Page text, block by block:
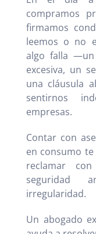
compramos
firmamos
leemos o no
algo falla —un
excesiva, un
una cláusula
sentirnos
empresas.
Contar con
en consumo
reclamar
seguridad
irregularidad.
Un abogado